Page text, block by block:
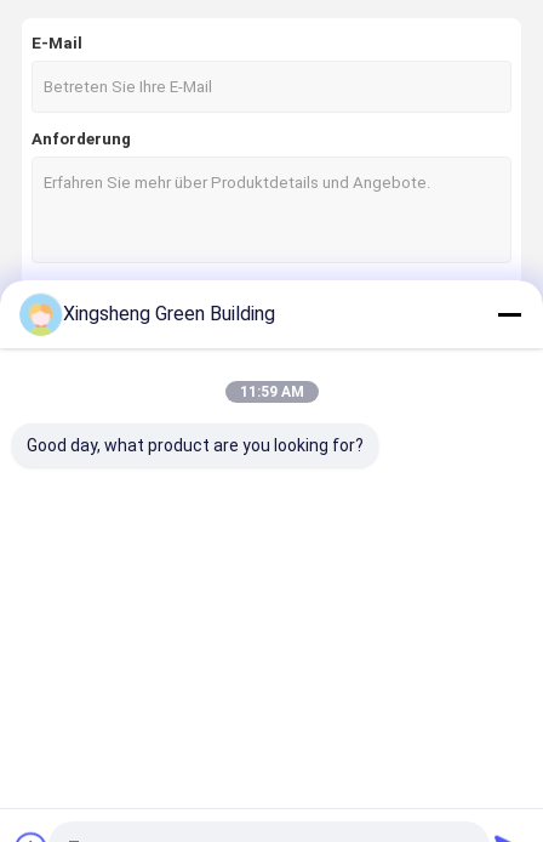
Kurve Solardachfliesen
Monosonnenkollektor
bipv Solarmodule
BIPV-Produktionsmaschine
E-Mail
Anforderung
Fortsetzen
Xingsheng Green Building
11:59 AM
Good day, what product are you looking for?